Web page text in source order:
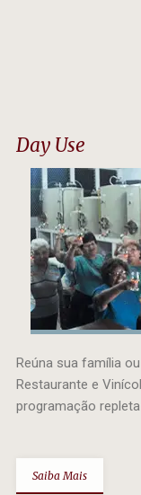
Day Use
Reúna sua família
Restaurante e
programação
Saiba Mais